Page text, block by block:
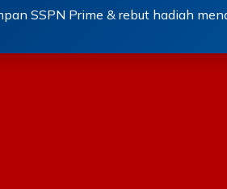
SSPN Prime & rebut hadiah